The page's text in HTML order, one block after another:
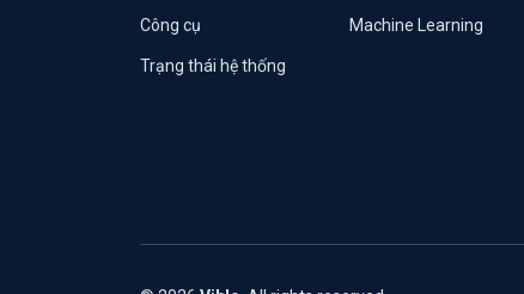
Công cụ Machine Learning
Trạng thái hệ thống